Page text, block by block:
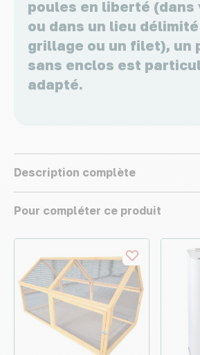
poules en liberté (dans
ou dans un lieu
grillage ou un filet), un
sans enclos est
adapté.
Description complète
Pour compléter ce produit